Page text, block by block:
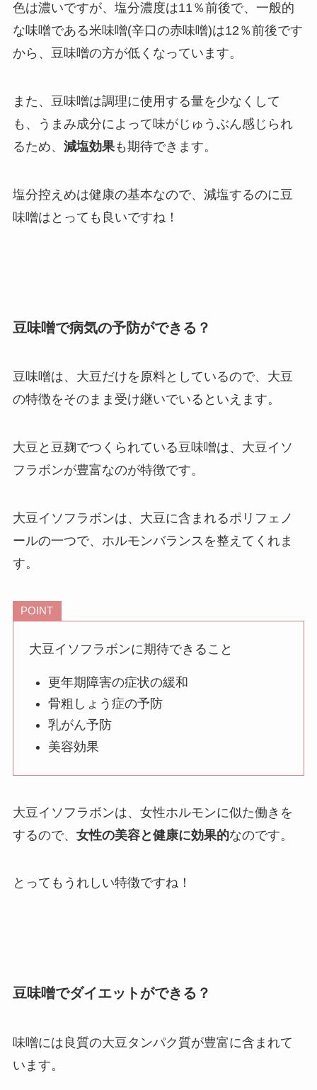
色は濃いですが、塩分濃度は11％前後で、一般的
な味噌である米味噌(辛口の赤味噌)は12％前後です
から、豆味噌の方が低くなっています。
また、豆味噌は調理に使用する量を少なくして
も、うまみ成分によって味がじゅうぶん感じられ
るため、 減塩効果も期待できます。
塩分控えめは健康の基本なので、減塩するのに豆
味噌はとっても良いですね！
豆味噌で病気の予防ができる？
豆味噌は、大豆だけを原料としているので、大豆
の特徴をそのまま受け継いでいるといえます。
大豆と豆麹でつくられている豆味噌は、大豆イソ
フラボンが豊富なのが特徴です。
大豆イソフラボンは、大豆に含まれるポリフェノ
ールの一つで、ホルモンバランスを整えてくれま
す。
POINT
大豆イソフラボンに期待できること
更年期障害の症状の緩和
骨粗しょう症の予防
乳がん予防
美容効果
大豆イソフラボンは、女性ホルモンに似た働きを
するので、 女性の美容と健康に効果的なのです。
とってもうれしい特徴ですね！
豆味噌でダイエットができる？
味噌には良質の大豆タンパク質が豊富に含まれて
います。